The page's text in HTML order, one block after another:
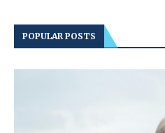
POPULAR POSTS